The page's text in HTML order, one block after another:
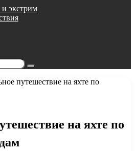
экстрим
Поиск...
путешествие на яхте по
на яхте по